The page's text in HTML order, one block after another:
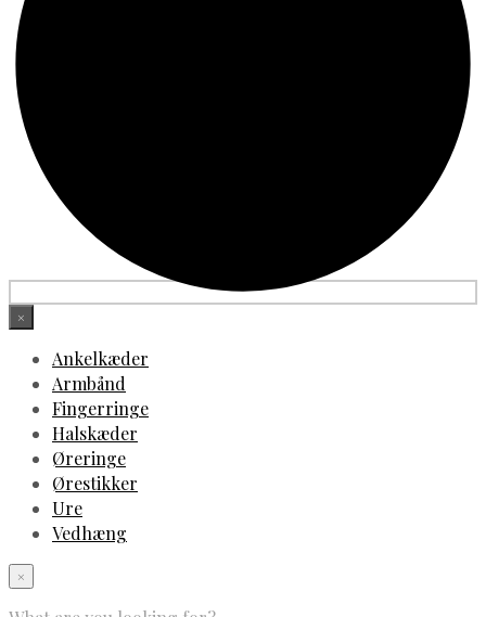
×
Ankelkæder
Armbånd
Fingerringe
Halskæder
Øreringe
Ørestikker
Ure
Vedhæng
×